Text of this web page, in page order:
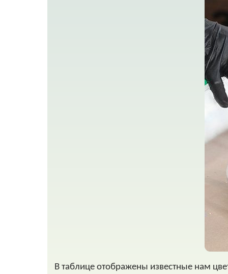
В таблице отображены известные нам